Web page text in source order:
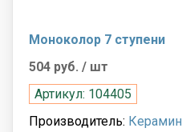
Моноколор 7 ступени
504 руб. / шт
Артикул: 104405
Производитель: Керамин